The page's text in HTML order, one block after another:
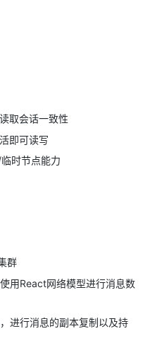
取会话一致性
即可读写
时节点能力
群
用React网络模型进行消息数
进行消息的副本复制以及持